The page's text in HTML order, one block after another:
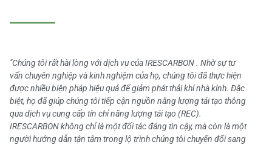
"Chúng tôi rất hài lòng với dịch vụ của IRESCARBON . Nhờ sự tư
vấn chuyên nghiệp và kinh nghiệm của họ, chúng tôi đã thực hiện
được nhiều biện pháp hiệu quả để giảm phát thải khí nhà kính. Đặc
biệt, họ đã giúp chúng tôi tiếp cận nguồn năng lượng tái tạo thông
qua dịch vụ cung cấp tín chỉ năng lượng tái tạo (REC).
IRESCARBON không chỉ là một đối tác đáng tin cậy, mà còn là một
người hướng dẫn tận tâm trong lộ trình chúng tôi chuyển đổi sang